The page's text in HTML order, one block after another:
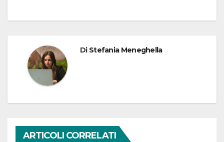
Di Stefania Meneghella
ARTICOLI CORRELATI